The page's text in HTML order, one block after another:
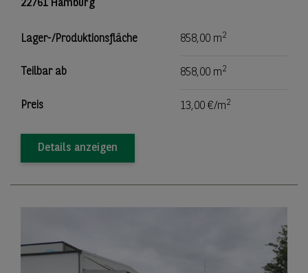
22761 Hamburg
Lager-/Produktionsfläche 858,00 m2
Teilbar ab 858,00 m2
Preis 13,00 €/m2
Details anzeigen